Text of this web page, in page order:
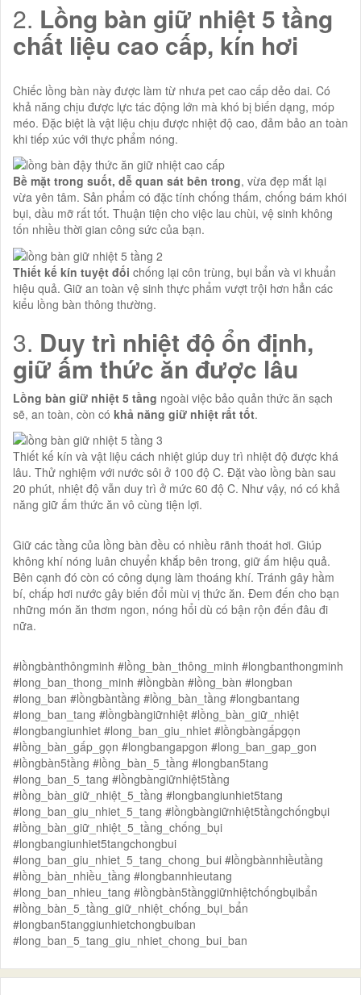
2. Lồng bàn giữ nhiệt 5 tầng
chất liệu cao cấp, kín hơi
Chiếc lồng bàn này được làm từ nhưa pet cao cấp dẻo dai. Có
khả năng chịu được lực tác động lớn mà khó bị biến dạng, móp
méo. Đặc biệt là vật liệu chịu được nhiệt độ cao, đảm bảo an toàn
khi tiếp xúc với thực phẩm nóng.
Bề mặt trong suốt, dễ quan sát bên trong, vừa đẹp mắt lại
vừa yên tâm. Sản phẩm có đặc tính chống thấm, chống bám khói
bụi, dầu mỡ rất tốt. Thuận tiện cho việc lau chùi, vệ sinh không
tốn nhiều thời gian công sức của bạn.
Thiết kế kín tuyệt đối chống lại côn trùng, bụi bẩn và vi khuẩn
hiệu quả. Giữ an toàn vệ sinh thực phẩm vượt trội hơn hẳn các
kiểu lồng bàn thông thường.
3. Duy trì nhiệt độ ổn định,
giữ ấm thức ăn được lâu
Lồng bàn giữ nhiệt 5 tầng ngoài việc bảo quản thức ăn sạch
sẽ, an toàn, còn có khả năng giữ nhiệt rất tốt.
Thiết kế kín và vật liệu cách nhiệt giúp duy trì nhiệt độ được khá
lâu. Thử nghiệm với nước sôi ở 100 độ C. Đặt vào lồng bàn sau
20 phút, nhiệt độ vẫn duy trì ở mức 60 độ C. Như vậy, nó có khả
năng giữ ấm thức ăn vô cùng tiện lợi.
Giữ các tầng của lồng bàn đều có nhiều rãnh thoát hơi. Giúp
không khí nóng luân chuyển khắp bên trong, giữ ấm hiệu quả.
Bên cạnh đó còn có công dụng làm thoáng khí. Tránh gây hầm
bí, chấp hơi nước gây biến đổi mùi vị thức ăn. Đem đến cho bạn
những món ăn thơm ngon, nóng hổi dù có bận rộn đến đâu đi
nữa.
#lồngbànthôngminh #lồng_bàn_thông_minh #longbanthongminh
#long_ban_thong_minh #lồngbàn #lồng_bàn #longban
#long_ban #lồngbàntầng #lồng_bàn_tầng #longbantang
#long_ban_tang #lồngbàngiữnhiệt #lồng_bàn_giữ_nhiệt
#longbangiunhiet #long_ban_giu_nhiet #lồngbàngấpgọn
#lồng_bàn_gấp_gọn #longbangapgon #long_ban_gap_gon
#lồngbàn5tầng #lồng_bàn_5_tầng #longban5tang
#long_ban_5_tang #lồngbàngiữnhiệt5tầng
#lồng_bàn_giữ_nhiệt_5_tầng #longbangiunhiet5tang
#long_ban_giu_nhiet_5_tang #lồngbàngiữnhiệt5tầngchốngbụi
#lồng_bàn_giữ_nhiệt_5_tầng_chống_bụi
#longbangiunhiet5tangchongbui
#long_ban_giu_nhiet_5_tang_chong_bui #lồngbànnhiềutầng
#lồng_bàn_nhiều_tầng #longbannhieutang
#long_ban_nhieu_tang #lồngbàn5tầnggiữnhiệtchốngbụibẩn
#lồng_bàn_5_tầng_giữ_nhiệt_chống_bụi_bẩn
#longban5tanggiunhietchongbuiban
#long_ban_5_tang_giu_nhiet_chong_bui_ban